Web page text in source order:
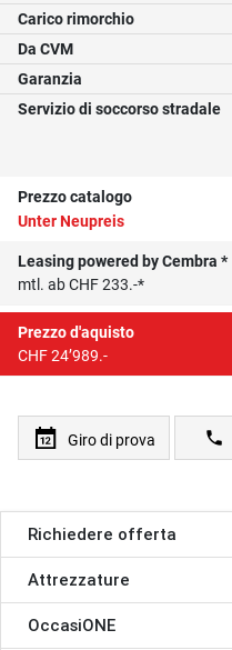
Carico rimorchio
Da CVM
Garanzia
Servizio di soccorso stradale
Prezzo catalogo
Unter Neupreis
Leasing powered by Cembra *
mtl. ab CHF 233.-*
Prezzo d'aquisto
CHF 24’989.-
Giro di prova phone
Richiedere offerta
Attrezzature
OccasiONE